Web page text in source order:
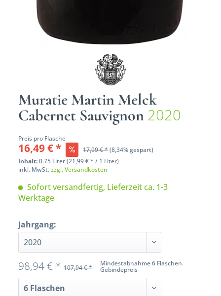
Muratie Martin Melck
Cabernet Sauvignon 2020
Preis pro Flasche
16,49 € * 17,99 € *(8,34% gespart)
Inhalt:0.75 Liter (21,99 € * / 1 Liter)
inkl. MwSt.zzgl. Versandkosten
Sofort versandfertig, Lieferzeit ca. 1-3
Werktage
Jahrgang:
Mindestabnahme 6 Flaschen.
Gebindepreis
98,94 € * 107,94 € *